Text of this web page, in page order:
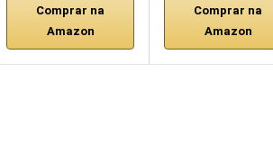
Comprar na
Amazon
Comprar na
Amazon